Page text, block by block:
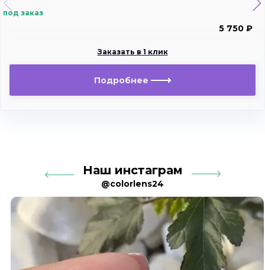
под заказ
5 750 ₽
Заказать в 1 клик
Подробнее
Наш инстаграм
@colorlens24